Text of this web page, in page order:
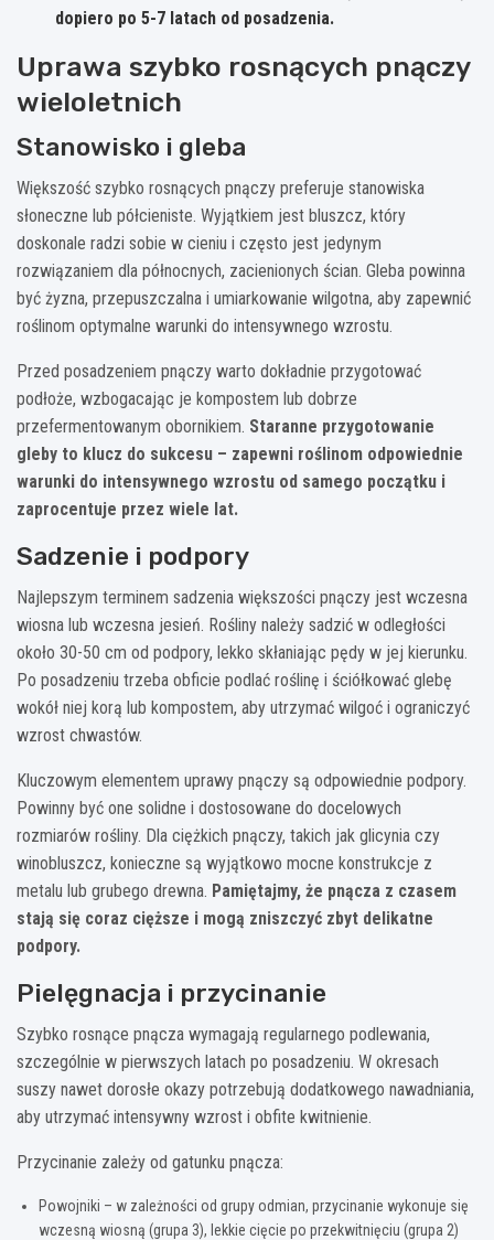
dopiero po 5-7 latach od posadzenia.
Uprawa szybko rosnących pnączy
wieloletnich
Stanowisko i gleba
Większość szybko rosnących pnączy preferuje stanowiska
słoneczne lub półcieniste. Wyjątkiem jest bluszcz, który
doskonale radzi sobie w cieniu i często jest jedynym
rozwiązaniem dla północnych, zacienionych ścian. Gleba powinna
być żyzna, przepuszczalna i umiarkowanie wilgotna, aby zapewnić
roślinom optymalne warunki do intensywnego wzrostu.
Przed posadzeniem pnączy warto dokładnie przygotować
podłoże, wzbogacając je kompostem lub dobrze
przefermentowanym obornikiem. Staranne przygotowanie
gleby to klucz do sukcesu – zapewni roślinom odpowiednie
warunki do intensywnego wzrostu od samego początku i
zaprocentuje przez wiele lat.
Sadzenie i podpory
Najlepszym terminem sadzenia większości pnączy jest wczesna
wiosna lub wczesna jesień. Rośliny należy sadzić w odległości
około 30-50 cm od podpory, lekko skłaniając pędy w jej kierunku.
Po posadzeniu trzeba obficie podlać roślinę i ściółkować glebę
wokół niej korą lub kompostem, aby utrzymać wilgoć i ograniczyć
wzrost chwastów.
Kluczowym elementem uprawy pnączy są odpowiednie podpory.
Powinny być one solidne i dostosowane do docelowych
rozmiarów rośliny. Dla ciężkich pnączy, takich jak glicynia czy
winobluszcz, konieczne są wyjątkowo mocne konstrukcje z
metalu lub grubego drewna. Pamiętajmy, że pnącza z czasem
stają się coraz cięższe i mogą zniszczyć zbyt delikatne
podpory.
Pielęgnacja i przycinanie
Szybko rosnące pnącza wymagają regularnego podlewania,
szczególnie w pierwszych latach po posadzeniu. W okresach
suszy nawet dorosłe okazy potrzebują dodatkowego nawadniania,
aby utrzymać intensywny wzrost i obfite kwitnienie.
Przycinanie zależy od gatunku pnącza:
Powojniki – w zależności od grupy odmian, przycinanie wykonuje się
wczesną wiosną (grupa 3), lekkie cięcie po przekwitnięciu (grupa 2)